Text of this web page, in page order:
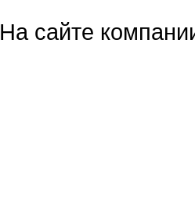
На сайте